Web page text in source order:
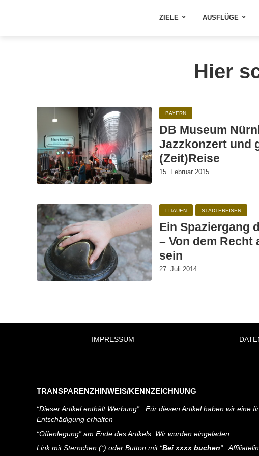
ZIELE AUSFLÜGE
Hier
BAYERN
DB Museum
Jazzkonzert und
(Zeit)Reise
15. Februar 2015
LITAUEN STÄDTEREISEN
Ein Spaziergang
– Von dem Recht
sein
27. Juli 2014
IMPRESSUM
TRANSPARENZHINWEIS/KENNZEICHNUNG
“Dieser Artikel enthält Werbung”: Für diesen Artikel haben wir eine
Entschädigung erhalten
“Offenlegung” am Ende des Artikels: Wir wurden eingeladen.
Link mit Sternchen (*) oder Button mit “Bei xxxx buchen“: